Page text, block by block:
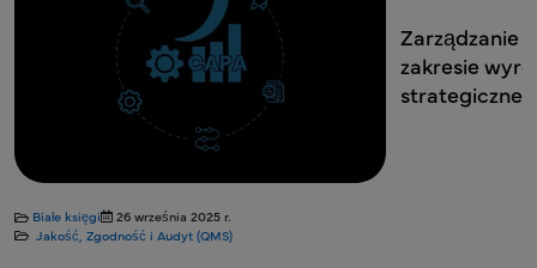
Białe księgi
26 września 2025 r.
Jakość, Zgodność i Audyt (QMS)
Zarządzanie
zakresie
strategiczne